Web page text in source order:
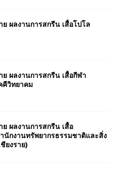
ย ผลงานการสกรีน เสื้อโปโล
ย ผลงานการสกรีน เสื้อกีฬา
คีวิทยาคม
ย ผลงานการสกรีน เสื้อ
นักงานทรัพยากรธรรมชาติและสิ่ง
ยงราย)